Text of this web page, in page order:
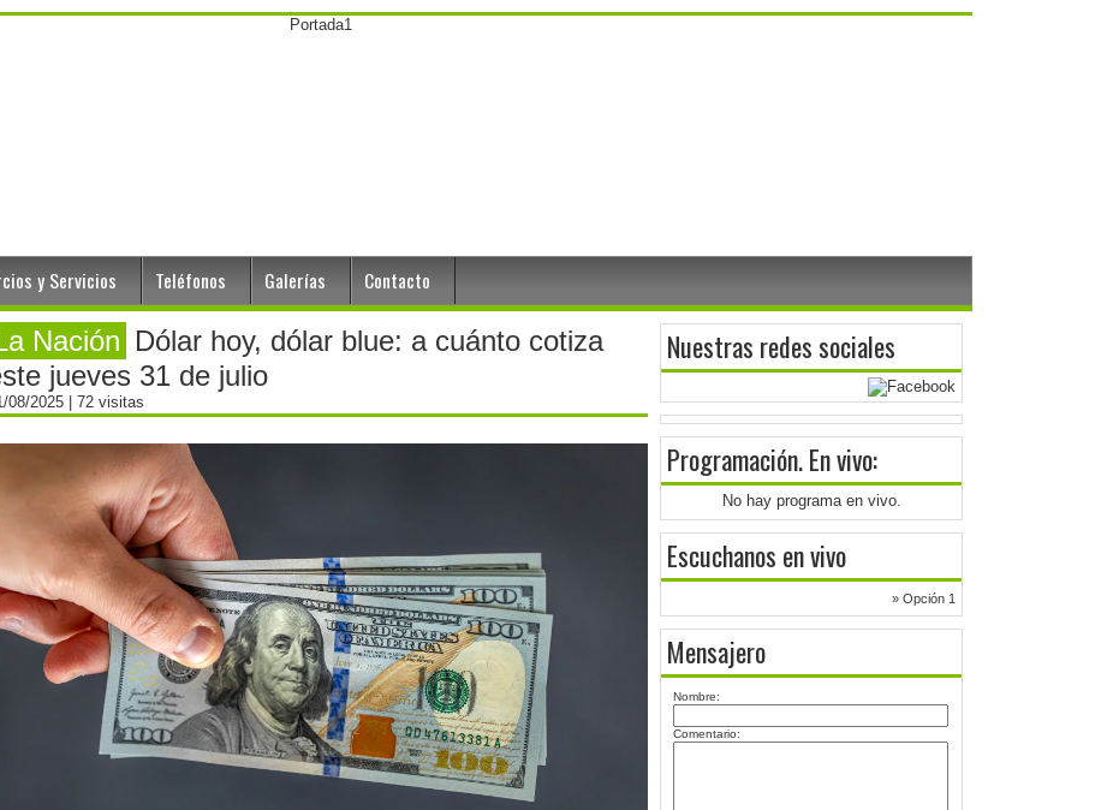
y Servicios Teléfonos Galerías Contacto
Nación Dólar hoy, dólar blue: a cuánto cotiza
jueves 31 de julio
08/2025 | 72 visitas
Nuestras redes sociales
Programación. En vivo:
No hay programa en vivo.
Escuchanos en vivo
» Opción 1
Mensajero
Nombre:
Comentario: